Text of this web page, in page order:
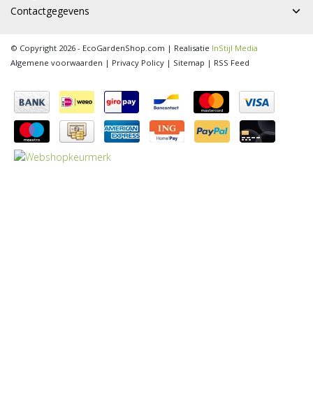
Contactgegevens
© Copyright 2026 - EcoGardenShop.com | Realisatie InStijl Media
Algemene voorwaarden | Privacy Policy | Sitemap | RSS Feed